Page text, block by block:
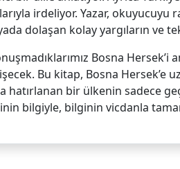
irdeliyor. Yazar,
dolaşan kolay yargıların ve
Bosna
Bu kitap, Bosna
hatırlanan bir ülkenin sadece
bilgiyle, bilginin vicdanla